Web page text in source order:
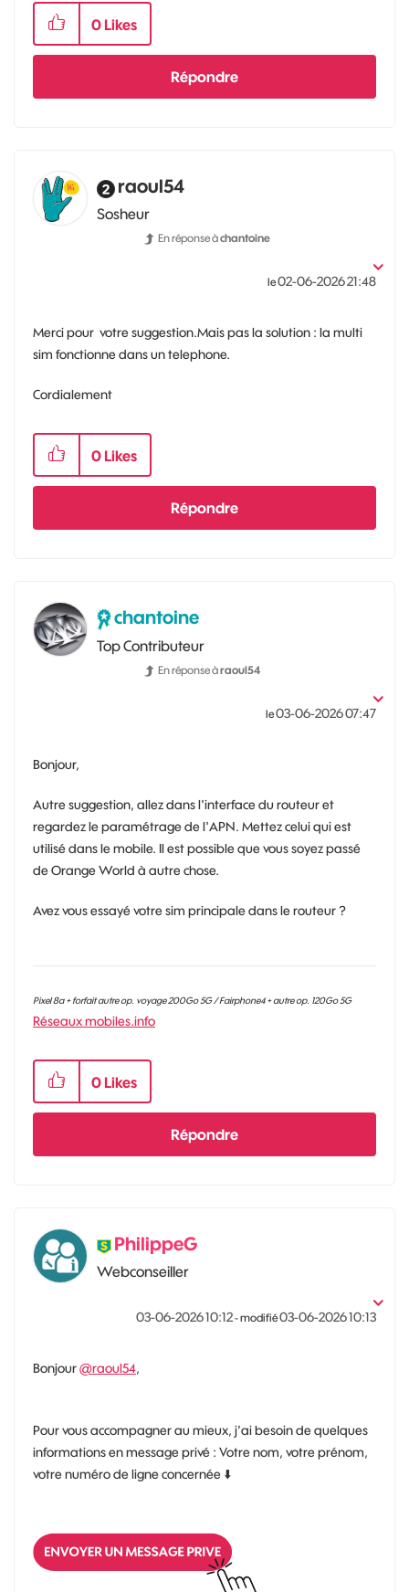
0 Likes
Répondre
raoul54
Sosheur
En réponse àchantoine
le‎02-06-202621:48
Merci pour votre suggestion.Mais pas la solution : la multi
sim fonctionne dans un telephone.
Cordialement
0 Likes
Répondre
chantoine
Top Contributeur
En réponse àraoul54
le‎03-06-202607:47
Bonjour,
Autre suggestion, allez dans l'interface du routeur et
regardez le paramétrage de l'APN. Mettez celui qui est
utilisé dans le mobile. Il est possible que vous soyez passé
de Orange World à autre chose.
Avez vous essayé votre sim principale dans le routeur ?
Pixel 8a + forfait autre op. voyage 200Go 5G / Fairphone4 + autre op. 120Go 5G
Réseaux mobiles.info
0 Likes
Répondre
PhilippeG
Webconseiller
‎03-06-202610:12- modifié‎03-06-202610:13
Bonjour@raoul54,
Pour vous accompagner au mieux, j’ai besoin de quelques
informations en message privé : Votre nom, votre prénom,
votre numéro de ligne concernée ⬇️